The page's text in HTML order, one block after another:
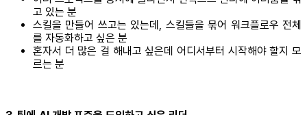
고 있는 분
스킬을 만들어 쓰고는 있는데, 스킬들을 묶어 워크플로우 전체
를 자동화하고 싶은 분
혼자서 더 많은 걸 해내고 싶은데 어디서부터 시작해야 할지 모
르는 분